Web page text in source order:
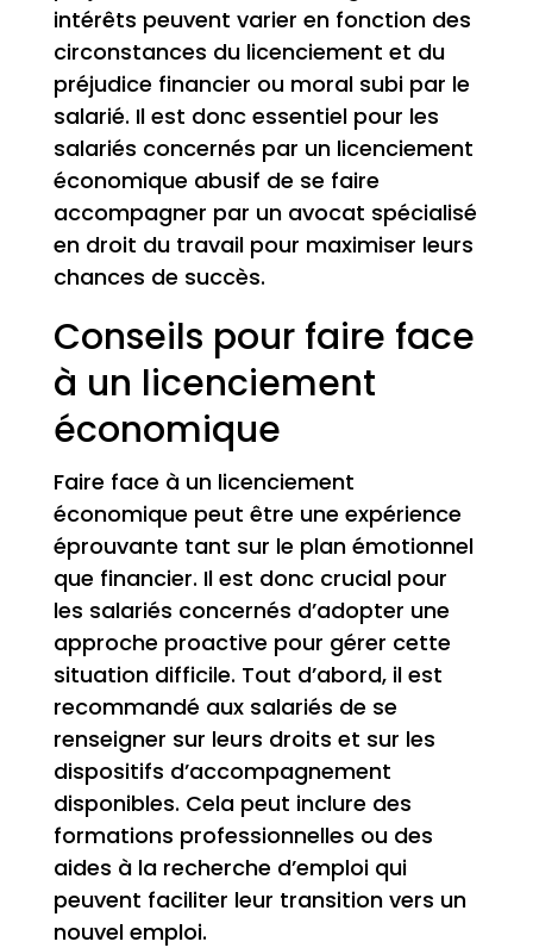
intérêts peuvent varier en fonction des
circonstances du licenciement et du
préjudice financier ou moral subi par le
salarié. Il est donc essentiel pour les
salariés concernés par un licenciement
économique abusif de se faire
accompagner par un avocat spécialisé
en droit du travail pour maximiser leurs
chances de succès.
Conseils pour faire face
à un licenciement
économique
Faire face à un licenciement
économique peut être une expérience
éprouvante tant sur le plan émotionnel
que financier. Il est donc crucial pour
les salariés concernés d’adopter une
approche proactive pour gérer cette
situation difficile. Tout d’abord, il est
recommandé aux salariés de se
renseigner sur leurs droits et sur les
dispositifs d’accompagnement
disponibles. Cela peut inclure des
formations professionnelles ou des
aides à la recherche d’emploi qui
peuvent faciliter leur transition vers un
nouvel emploi.